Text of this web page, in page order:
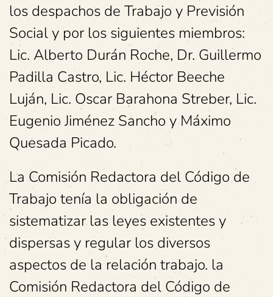
los despachos de Trabajo y Previsión
Social y por los siguientes miembros:
Lic. Alberto Durán Roche, Dr. Guillermo
Padilla Castro, Lic. Héctor Beeche
Luján, Lic. Oscar Barahona Streber, Lic.
Eugenio Jiménez Sancho y Máximo
Quesada Picado.
La Comisión Redactora del Código de
Trabajo tenía la obligación de
sistematizar las leyes existentes y
dispersas y regular los diversos
aspectos de la relación trabajo. la
Comisión Redactora del Código de